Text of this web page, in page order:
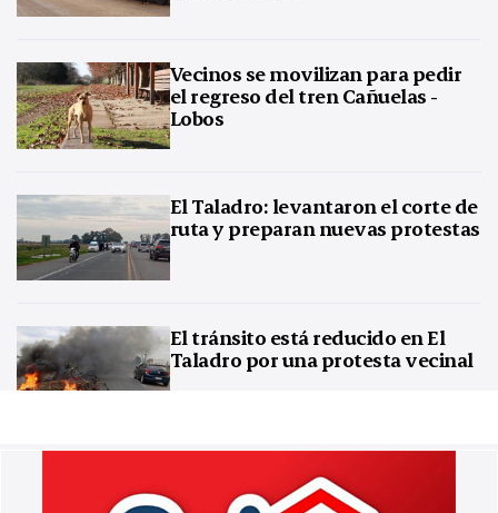
Vecinos se movilizan para pedir
el regreso del tren Cañuelas -
Lobos
El Taladro: levantaron el corte de
ruta y preparan nuevas protestas
El tránsito está reducido en El
Taladro por una protesta vecinal